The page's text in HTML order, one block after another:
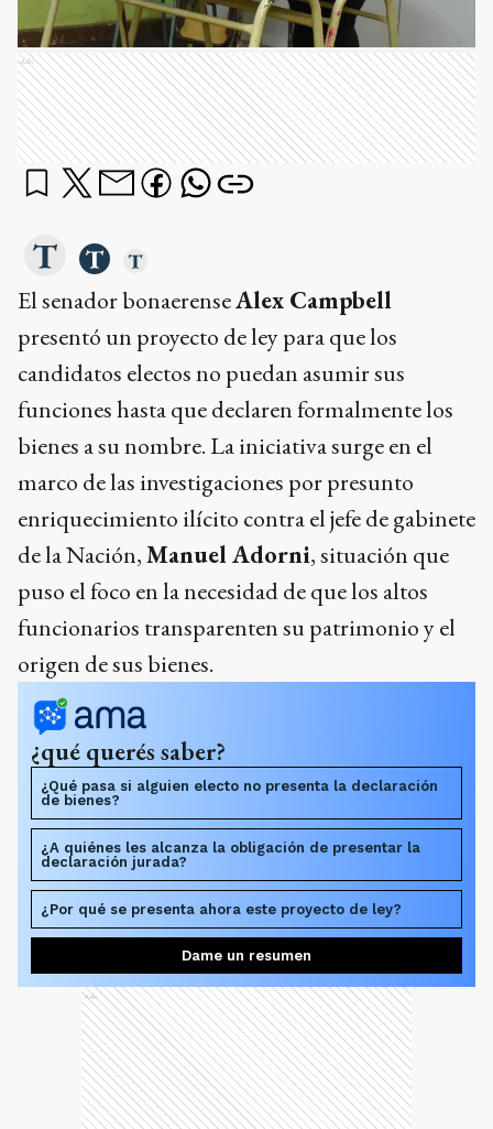
Ads
El senador bonaerenseAlex Campbell
presentó un proyecto de ley para que los
candidatos electos no puedan asumir sus
funciones hasta que declaren formalmente los
bienes a su nombre. La iniciativa surge en el
marco de las investigaciones por presunto
enriquecimiento ilícito contra el jefe de gabinete
de la Nación,Manuel Adorni, situación que
puso el foco en la necesidad de que los altos
funcionarios transparenten su patrimonio y el
origen de sus bienes.
¿qué querés saber?
¿Qué pasa si alguien electo no presenta la declaración
de bienes?
¿A quiénes les alcanza la obligación de presentar la
declaración jurada?
¿Por qué se presenta ahora este proyecto de ley?
Dame un resumen
Ads